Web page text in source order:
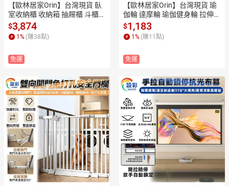
【歐林居家Orin】台灣現貨 臥
室收納櫃 收納箱 抽屜櫃 斗櫃
櫃子收納櫃 45公分面寬（底部
滑輪/加厚材質/防脫卡扣）
$3,874
1 % (賺38點)
免運
【歐林居家Orin】台灣現貨 瑜
伽輪 達摩輪 瑜伽健身輪 拉伸運
動 開肩美背 後彎神器（加寬輪
面19.5cm/水波紋防測滑/抗壓
不變形）
$1,183
1 % (賺11 點)
免運